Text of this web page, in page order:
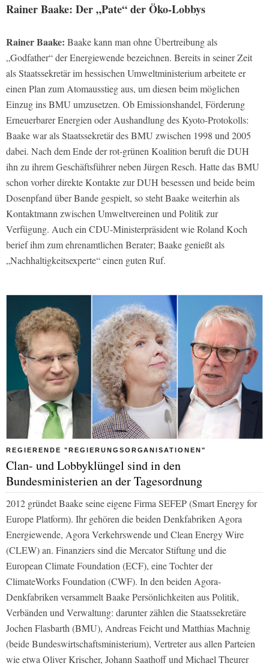
Rainer Baake: Der „Pate“ der Öko-Lobbys
Rainer Baake: Baake kann man ohne Übertreibung als
„Godfather“ der Energiewende bezeichnen. Bereits in seiner Zeit
als Staatssekretär im hessischen Umweltministerium arbeitete er
einen Plan zum Atomausstieg aus, um diesen beim möglichen
Einzug ins BMU umzusetzen. Ob Emissionshandel, Förderung
Erneuerbarer Energien oder Aushandlung des Kyoto-Protokolls:
Baake war als Staatssekretär des BMU zwischen 1998 und 2005
dabei. Nach dem Ende der rot-grünen Koalition beruft die DUH
ihn zu ihrem Geschäftsführer neben Jürgen Resch. Hatte das BMU
schon vorher direkte Kontakte zur DUH besessen und beide beim
Dosenpfand über Bande gespielt, so steht Baake weiterhin als
Kontaktmann zwischen Umweltvereinen und Politik zur
Verfügung. Auch ein CDU-Ministerpräsident wie Roland Koch
berief ihm zum ehrenamtlichen Berater; Baake genießt als
„Nachhaltigkeitsexperte“ einen guten Ruf.
REGIERENDE "REGIERUNGSORGANISATIONEN"
Clan- und Lobbyklüngel sind in den
Bundesministerien an der Tagesordnung
2012 gründet Baake seine eigene Firma SEFEP (Smart Energy for
Europe Platform). Ihr gehören die beiden Denkfabriken Agora
Energiewende, Agora Verkehrswende und Clean Energy Wire
(CLEW) an. Finanziers sind die Mercator Stiftung und die
European Climate Foundation (ECF), eine Tochter der
ClimateWorks Foundation (CWF). In den beiden Agora-
Denkfabriken versammelt Baake Persönlichkeiten aus Politik,
Verbänden und Verwaltung: darunter zählen die Staatssekretäre
Jochen Flasbarth (BMU), Andreas Feicht und Matthias Machnig
(beide Bundeswirtschaftsministerium), Vertreter aus allen Parteien
wie etwa Oliver Krischer, Johann Saathoff und Michael Theurer